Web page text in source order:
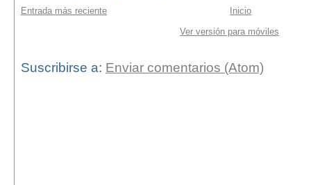
Entrada más reciente
Inicio
Ver versión para móviles
Suscribirse a: Enviar comentarios (Atom)